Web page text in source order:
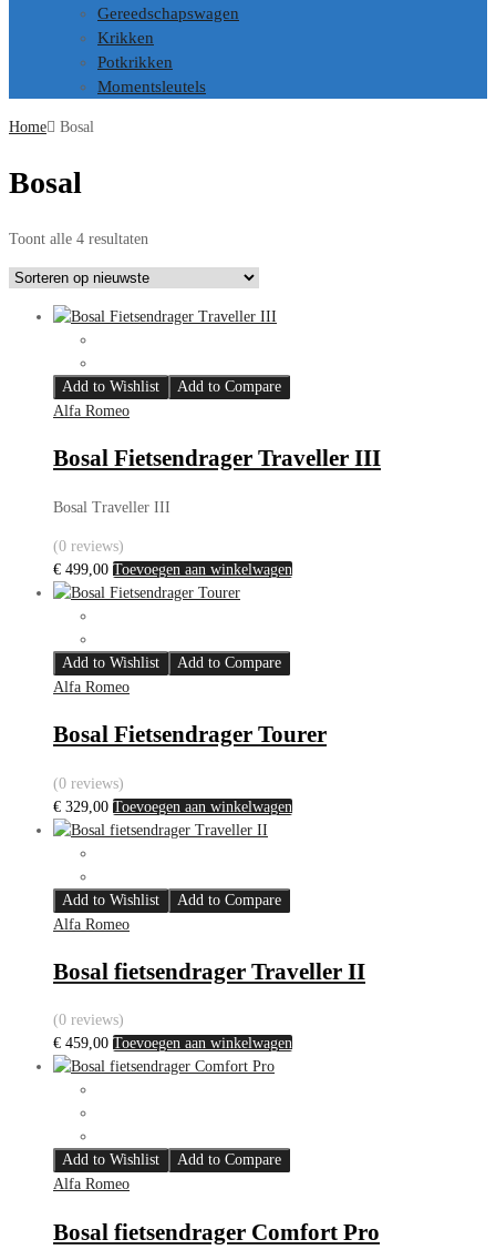
Gereedschapswagen
Krikken
Potkrikken
Momentsleutels
Home Bosal
Bosal
Toont alle 4 resultaten
Add to Wishlist
Add to Compare
Alfa Romeo
Bosal Fietsendrager Traveller III
Bosal Traveller III
(0 reviews)
€ 499,00 Toevoegen aan winkelwagen
Add to Wishlist
Add to Compare
Alfa Romeo
Bosal Fietsendrager Tourer
(0 reviews)
€ 329,00 Toevoegen aan winkelwagen
Add to Wishlist
Add to Compare
Alfa Romeo
Bosal fietsendrager Traveller II
(0 reviews)
€ 459,00 Toevoegen aan winkelwagen
Add to Wishlist
Add to Compare
Alfa Romeo
Bosal fietsendrager Comfort Pro